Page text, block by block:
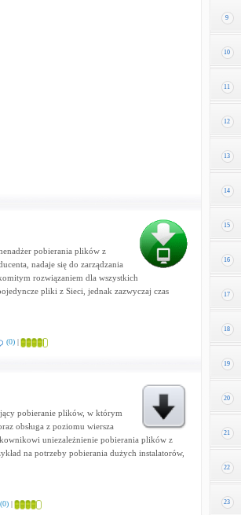
pobierania plików z
nadaje się do zarządzania
rozwiązaniem dla wszystkich
pliki z Sieci, jednak zazwyczaj czas
(0)|
pobieranie plików, w którym
obsługa z poziomu wiersza
uniezależnienie pobierania plików z
na potrzeby pobierania dużych instalatorów,
(0)|
9
10
11
12
13
14
15
16
17
18
19
20
21
22
23